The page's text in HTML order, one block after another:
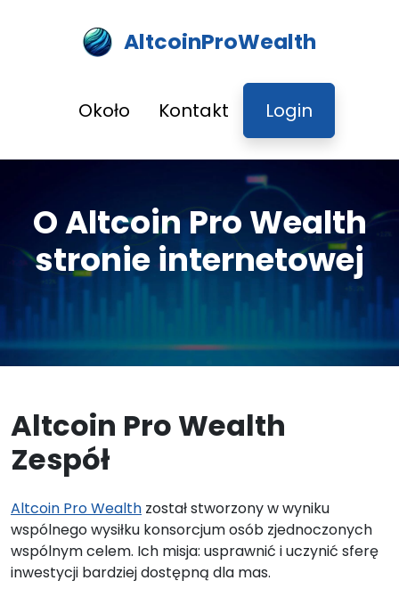
AltcoinProWealth
Około Kontakt Login
O Altcoin Pro Wealth
stronie internetowej
Altcoin Pro Wealth
Zespół
Altcoin Pro Wealth został stworzony w wyniku
wspólnego wysiłku konsorcjum osób zjednoczonych
wspólnym celem. Ich misja: usprawnić i uczynić sferę
inwestycji bardziej dostępną dla mas.